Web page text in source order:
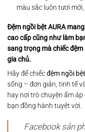
màu sắc luôn tươi
Đệm ngồi bệt AURA
cao cấp cũng như làm
sang trọng mà chiếc
gia chủ.
Hãy để chiếcđệm ngồi bệt
sống – đơn giản, tinh tế
hay nơi trò chuyện ấm
bạn đồng hành tuyệt vời.
Facebook sản